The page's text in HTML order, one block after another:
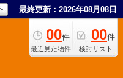
最終更新：2026年08月08日
00件
最近見た物件
00件
検討リスト